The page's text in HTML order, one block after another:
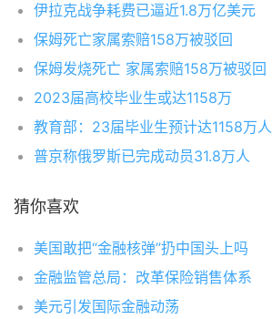
伊拉克战争耗费已逼近1.8万亿美元
保姆死亡家属索赔158万被驳回
保姆发烧死亡 家属索赔158万被驳回
2023届高校毕业生或达1158万
教育部：23届毕业生预计达1158万人
普京称俄罗斯已完成动员31.8万人
猜你喜欢
美国敢把“金融核弹”扔中国头上吗
金融监管总局：改革保险销售体系
美元引发国际金融动荡